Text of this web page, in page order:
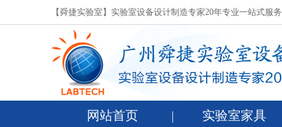
【舜捷实验室】实验室设备设计制造专家20年专业一站式服务
网站首页 实验室家具